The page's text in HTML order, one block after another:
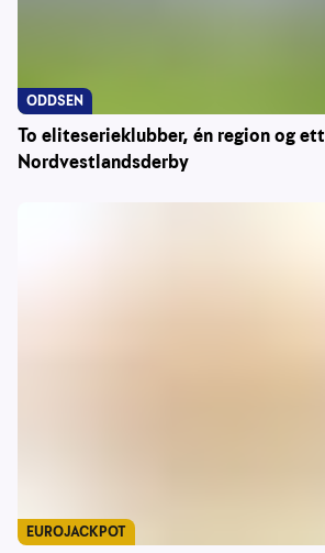
To eliteserieklubber, én region og ett
Nordvestlandsderby
ODDSEN
EUROJACKPOT